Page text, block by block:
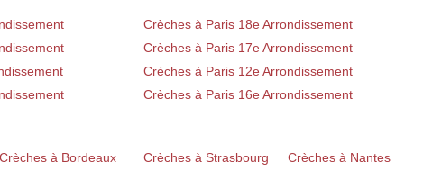
Crèches à Paris 18e Arrondissement
Crèches à Paris 17e Arrondissement
Crèches à Paris 12e Arrondissement
Crèches à Paris 16e Arrondissement
Crèches à Bordeaux Crèches à Strasbourg
Crèches à Nantes